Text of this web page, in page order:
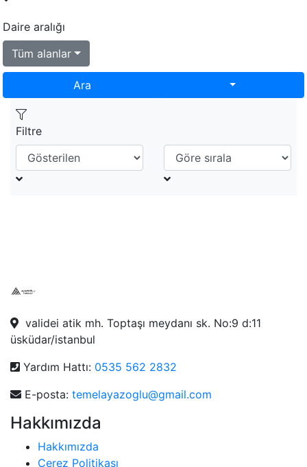
Daire aralığı
Tüm alanlar
Ara Toggle
Filtre
validei atik mh. Toptaşı meydanı sk. No:9 d:11
üsküdar/istanbul
Yardım Hattı: 0535 562 2832
E-posta: temelayazoglu@gmail.com
Hakkımızda
Hakkımızda
Çerez Politikası